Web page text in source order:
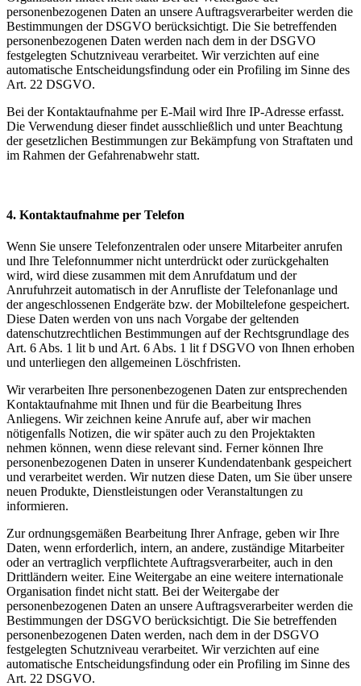
personenbezogenen Daten an unsere Auftragsverarbeiter werden die
Bestimmungen der DSGVO berücksichtigt. Die Sie betreffenden
personenbezogenen Daten werden nach dem in der DSGVO
festgelegten Schutzniveau verarbeitet. Wir verzichten auf eine
automatische Entscheidungsfindung oder ein Profiling im Sinne des
Art. 22 DSGVO.
Bei der Kontaktaufnahme per E-Mail wird Ihre IP-Adresse erfasst.
Die Verwendung dieser findet ausschließlich und unter Beachtung
der gesetzlichen Bestimmungen zur Bekämpfung von Straftaten und
im Rahmen der Gefahrenabwehr statt.
4. Kontaktaufnahme per Telefon
Wenn Sie unsere Telefonzentralen oder unsere Mitarbeiter anrufen
und Ihre Telefonnummer nicht unterdrückt oder zurückgehalten
wird, wird diese zusammen mit dem Anrufdatum und der
Anrufuhrzeit automatisch in der Anrufliste der Telefonanlage und
der angeschlossenen Endgeräte bzw. der Mobiltelefone gespeichert.
Diese Daten werden von uns nach Vorgabe der geltenden
datenschutzrechtlichen Bestimmungen auf der Rechtsgrundlage des
Art. 6 Abs. 1 lit b und Art. 6 Abs. 1 lit f DSGVO von Ihnen erhoben
und unterliegen den allgemeinen Löschfristen.
Wir verarbeiten Ihre personenbezogenen Daten zur entsprechenden
Kontaktaufnahme mit Ihnen und für die Bearbeitung Ihres
Anliegens. Wir zeichnen keine Anrufe auf, aber wir machen
nötigenfalls Notizen, die wir später auch zu den Projektakten
nehmen können, wenn diese relevant sind. Ferner können Ihre
personenbezogenen Daten in unserer Kundendatenbank gespeichert
und verarbeitet werden. Wir nutzen diese Daten, um Sie über unsere
neuen Produkte, Dienstleistungen oder Veranstaltungen zu
informieren.
Zur ordnungsgemäßen Bearbeitung Ihrer Anfrage, geben wir Ihre
Daten, wenn erforderlich, intern, an andere, zuständige Mitarbeiter
oder an vertraglich verpflichtete Auftragsverarbeiter, auch in den
Drittländern weiter. Eine Weitergabe an eine weitere internationale
Organisation findet nicht statt. Bei der Weitergabe der
personenbezogenen Daten an unsere Auftragsverarbeiter werden die
Bestimmungen der DSGVO berücksichtigt. Die Sie betreffenden
personenbezogenen Daten werden, nach dem in der DSGVO
festgelegten Schutzniveau verarbeitet. Wir verzichten auf eine
automatische Entscheidungsfindung oder ein Profiling im Sinne des
Art. 22 DSGVO.